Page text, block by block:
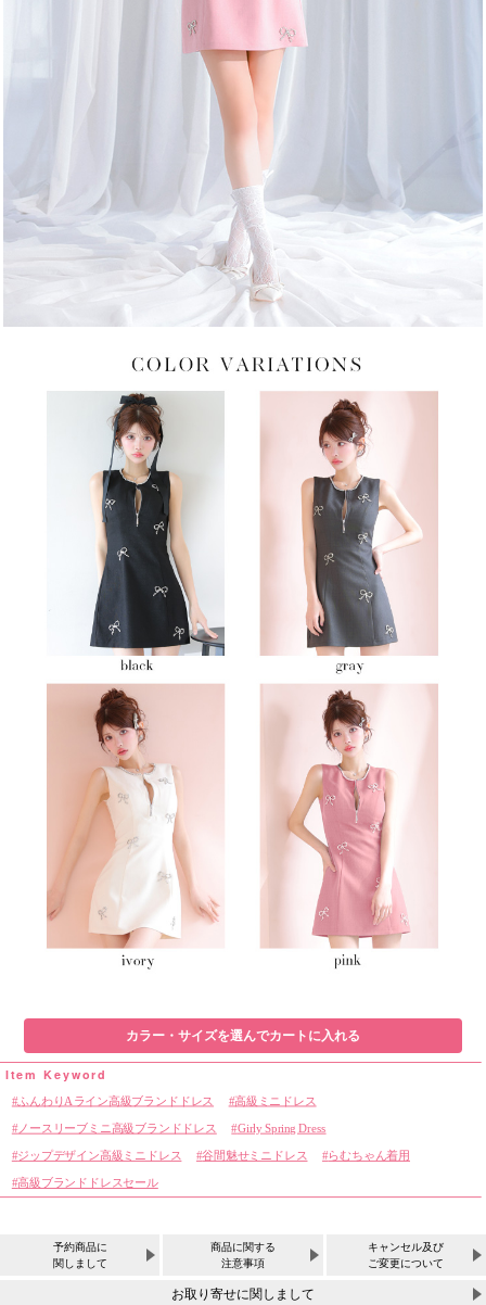
カラー・サイズを選んでカートに入れる
ふんわりAライン高級ブランドドレス 高級ミニドレス
ノースリーブミニ高級ブランドドレス
Girly Spring Dress
ジップデザイン高級ミニドレス
谷間魅せミニドレス
らむちゃん着用
高級ブランドドレスセール
予約商品に
関しまして
商品に関する
注意事項
キャンセル及び
ご変更について
お取り寄せに関しまして